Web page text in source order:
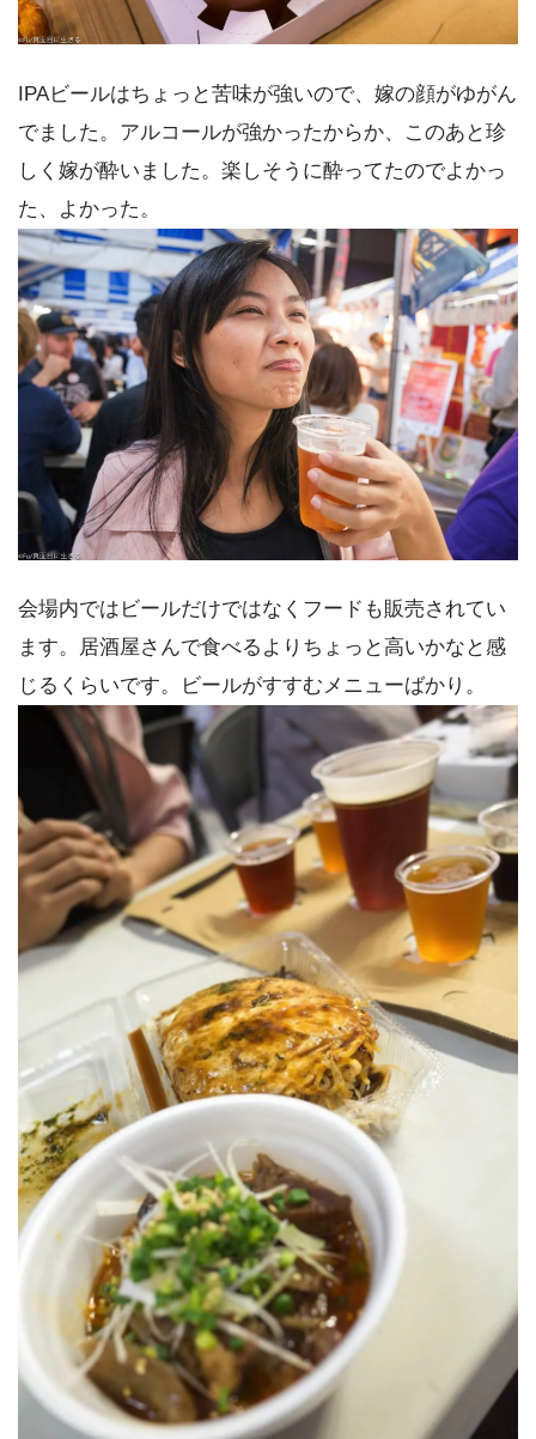
IPAビールはちょっと苦味が強いので、嫁の顔がゆがん
でました。アルコールが強かったからか、このあと珍
しく嫁が酔いました。楽しそうに酔ってたのでよかっ
た、よかった。
会場内ではビールだけではなくフードも販売されてい
ます。居酒屋さんで食べるよりちょっと高いかなと感
じるくらいです。ビールがすすむメニューばかり。